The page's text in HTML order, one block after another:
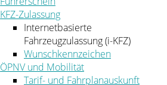
KFZ-Zulassung
Internetbasierte
Fahrzeugzulassung (i-KFZ)
Wunschkennzeichen
ÖPNV und Mobilität
Tarif- und Fahrplanauskunft